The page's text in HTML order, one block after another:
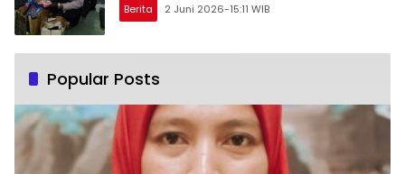
Berita 2 Juni 2026-15:11 WIB
Popular Posts